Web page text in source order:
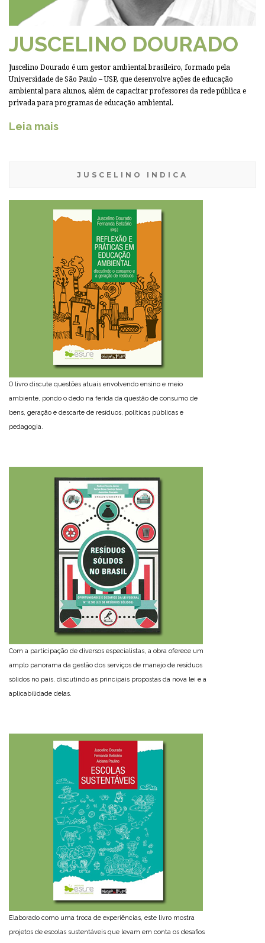
JUSCELINO DOURADO
Juscelino Dourado é um gestor ambiental brasileiro, formado pela
Universidade de São Paulo – USP, que desenvolve ações de educação
ambiental para alunos, além de capacitar professores da rede pública e
privada para programas de educação ambiental.
Leia mais
JUSCELINO INDICA
O livro discute questões atuais envolvendo ensino e meio
ambiente, pondo o dedo na ferida da questão de consumo de
bens, geração e descarte de resíduos, políticas públicas e
pedagogia.
Com a participação de diversos especialistas, a obra oferece um
amplo panorama da gestão dos serviços de manejo de resíduos
sólidos no país, discutindo as principais propostas da nova lei e a
aplicabilidade delas.
Elaborado como uma troca de experiências, este livro mostra
projetos de escolas sustentáveis que levam em conta os desafios